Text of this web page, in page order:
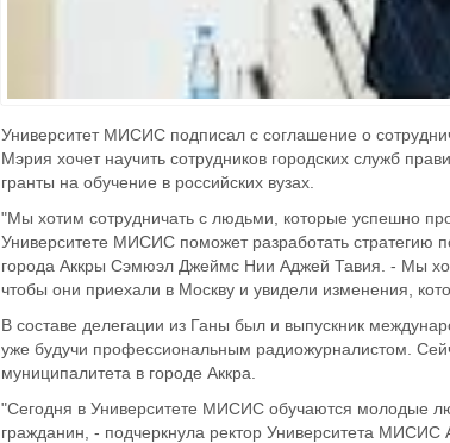
Университет МИСИС подписал с соглашение о
Мэрия хочет научить сотрудников городских служб
гранты на обучение в российских вузах.
"Мы хотим сотрудничать с людьми, которые успешно
Университете МИСИС поможет разработать стратегию
города Аккры Сэмюэл Джеймс Нии Аджей Тавия. - Мы
чтобы они приехали в Москву и увидели изменения,
В составе делегации из Ганы был и выпускник
уже будучи профессиональным радиожурналистом.
муниципалитета в городе Аккра.
"Сегодня в Университете МИСИС обучаются молодые
гражданин, - подчеркнула ректор Университета